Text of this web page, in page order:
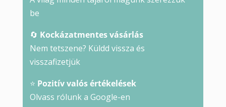
be
🔄 Kockázatmentes vásárlás
Nem tetszene? Küldd vissza és
visszafizetjük
⭐ Pozitív valós értékelések
Olvass rólunk a Google-en